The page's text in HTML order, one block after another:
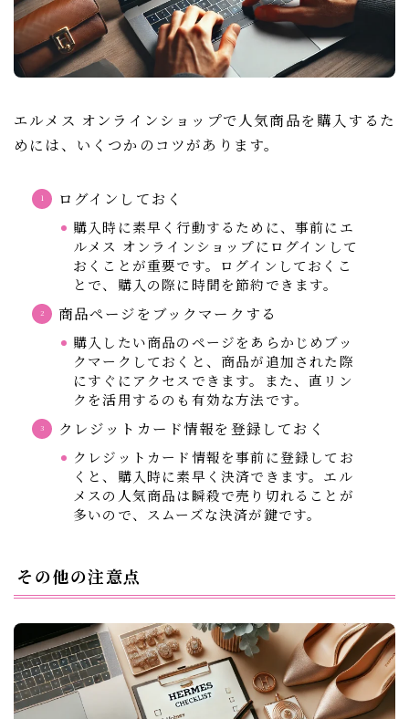
エルメス オンラインショップで人気商品を購入するた
めには、いくつかのコツがあります。
ログインしておく
購入時に素早く行動するために、事前にエ
ルメス オンラインショップにログインして
おくことが重要です。ログインしておくこ
とで、購入の際に時間を節約できます。
商品ページをブックマークする
購入したい商品のページをあらかじめブッ
クマークしておくと、商品が追加された際
にすぐにアクセスできます。また、直リン
クを活用するのも有効な方法です。
クレジットカード情報を登録しておく
クレジットカード情報を事前に登録してお
くと、購入時に素早く決済できます。エル
メスの人気商品は瞬殺で売り切れることが
多いので、スムーズな決済が鍵です。
その他の注意点